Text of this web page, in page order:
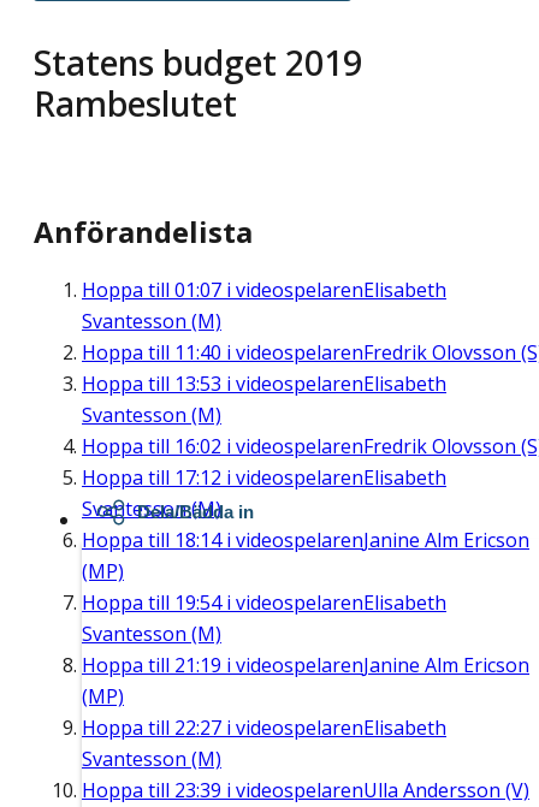
Statens budget 2019
Rambeslutet
Anförandelista
Hoppa till 01:07 i videospelarenElisabeth
Svantesson (M)
Hoppa till 11:40 i videospelarenFredrik Olovsson
Hoppa till 13:53 i videospelarenElisabeth
Svantesson (M)
Hoppa till 16:02 i videospelarenFredrik Olovsson
Hoppa till 17:12 i videospelarenElisabeth
Svantesson (M)
Hoppa till 18:14i videospelarenJanine Alm Ericson
(MP)
Hoppa till 19:54i videospelarenElisabeth
Svantesson (M)
Hoppa till 21:19 i videospelarenJanine Alm Ericson
(MP)
Hoppa till 22:27 i videospelarenElisabeth
Svantesson (M)
Hoppa till 23:39 i videospelarenUlla Andersson (V)
Dela/Bädda in